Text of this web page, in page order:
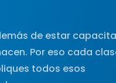
de estar
Por eso cada
todos esos